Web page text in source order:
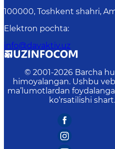
100000, Toshkent shahri,
Elektron pochta:
info@davaktiv.uz
© 2001-2026 Barcha
himoyalangan. Ushbu
ma’lumotlardan
ko‘rsatilishi shart.